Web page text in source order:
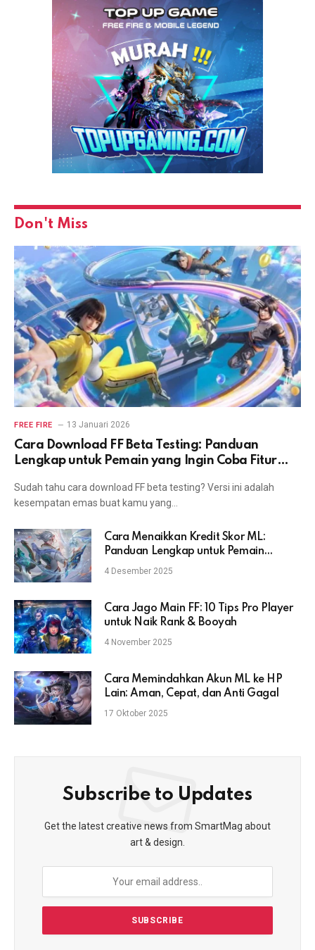
Don't Miss
FREE FIRE 13 Januari 2026
Cara Download FF Beta Testing: Panduan
Lengkap untuk Pemain yang Ingin Coba Fitur
Sudah tahu cara download FF beta testing? Versi ini adalah
kesempatan emas buat kamu yang…
Cara Menaikkan Kredit Skor ML:
Panduan Lengkap untuk Pemain
Mobile Legends
4 Desember 2025
Cara Jago Main FF: 10 Tips Pro Player
untuk Naik Rank & Booyah
4 November 2025
Cara Memindahkan Akun ML ke HP
Lain: Aman, Cepat, dan Anti Gagal
17 Oktober 2025
Subscribe to Updates
Get the latest creative news from SmartMag about
art & design.